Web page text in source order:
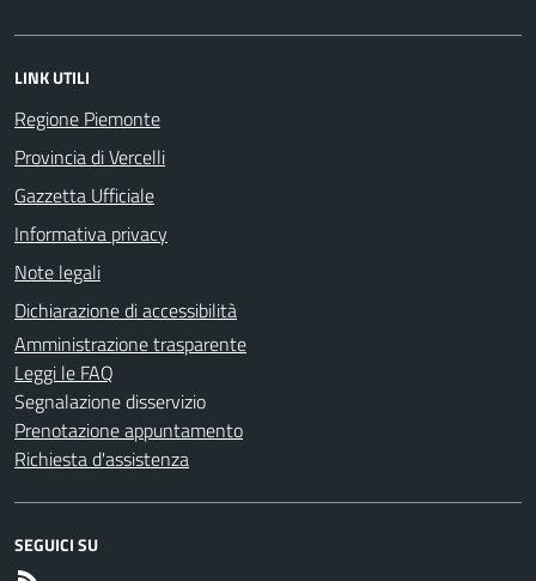
LINK UTILI
Regione Piemonte
Provincia di Vercelli
Gazzetta Ufficiale
Informativa privacy
Note legali
Dichiarazione di accessibilità
Amministrazione trasparente
Leggi le FAQ
Segnalazione disservizio
Prenotazione appuntamento
Richiesta d'assistenza
SEGUICI SU